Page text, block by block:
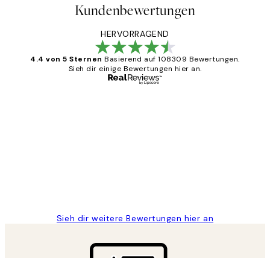
Kundenbewertungen
HERVORRAGEND
4.4 von 5 Sternen Basierend auf 108309 Bewertungen.
Sieh dir einige Bewertungen hier an.
Sieh dir weitere Bewertungen hier an